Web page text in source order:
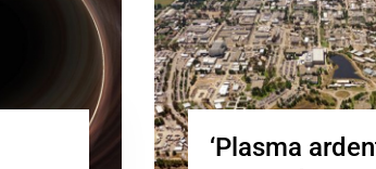
‘Plasma